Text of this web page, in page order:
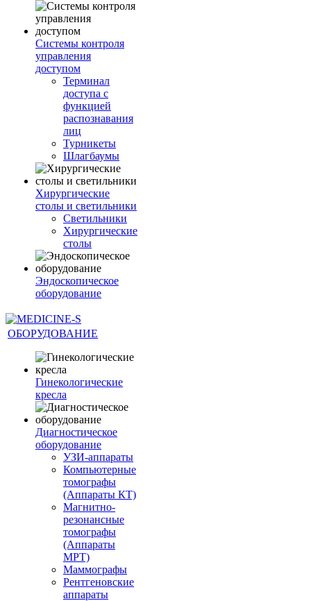
Системы контроля
управления
доступом
Терминал
доступа с
функцией
распознавания
лиц
Турникеты
Шлагбаумы
Хирургические
столы и светильники
Светильники
Хирургические
столы
Эндоскопическое
оборудование
ОБОРУДОВАНИЕ
Гинекологические
кресла
Диагностическое
оборудование
УЗИ-аппараты
Компьютерные
томографы
(Аппараты КТ)
Магнитно-
резонансные
томографы
(Аппараты
МРТ)
Маммографы
Рентгеновские
аппараты